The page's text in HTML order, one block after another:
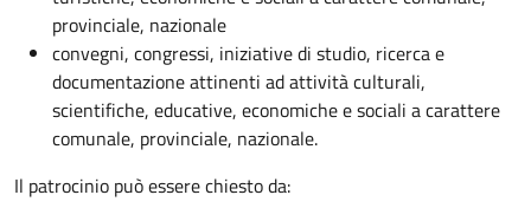
provinciale, nazionale
convegni, congressi, iniziative di studio, ricerca e
documentazione attinenti ad attività culturali,
scientifiche, educative, economiche e sociali a carattere
comunale, provinciale, nazionale.
Il patrocinio può essere chiesto da: